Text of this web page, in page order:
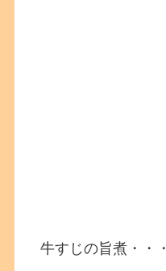
牛すじの旨煮・・・